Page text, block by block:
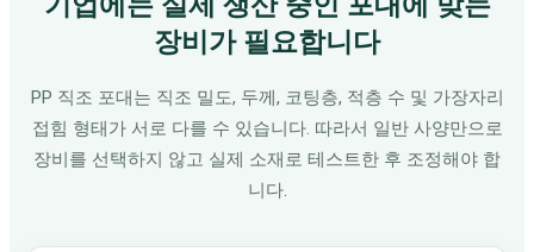
장비가 필요합니다
PP 직조 포대는 직조 밀도, 두께, 코팅층, 적층 수 및 가장자리
접힘 형태가 서로 다를 수 있습니다. 따라서 일반 사양만으로
장비를 선택하지 않고 실제 소재로 테스트한 후 조정해야 합
니다.